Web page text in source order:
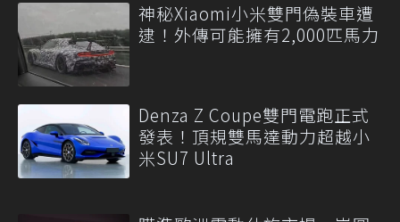
神秘Xiaomi小米雙門偽裝車遭
逮！外傳可能擁有2,000匹馬力
Denza Z Coupe雙門電跑正式
發表！頂規雙馬達動力超越小
米SU7 Ultra